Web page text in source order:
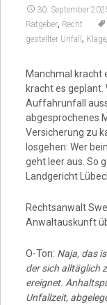
30. September
Ratgeber, Recht
gestellter Unfall , Klage,
Manchmal kracht
kracht es geplant.
Auffahrunfall
abgesprochenes
Versicherung zu
losgehen: Wer
geht leer aus. So
Landgericht
Rechtsanwalt
Anwaltauskunft
O-Ton: Naja, das
der sich alltäglich
ereignet.
Unfallzeit,